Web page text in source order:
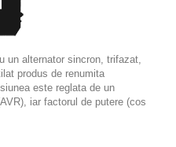
un alternator sincron, trifazat,
produs de renumita
este reglata de un
iar factorul de putere (cos